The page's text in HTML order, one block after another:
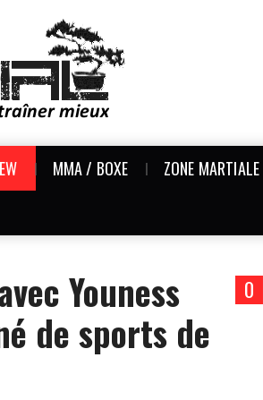
MMA / BOXE ZONE MARTIALE
0
Youness
de sports de